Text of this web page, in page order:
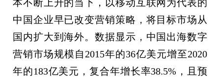
本不断上升的当下，以移动互联网为代表的
中国企业早已改变营销策略，将目标市场从
国内扩大到海外。数据显示，中国出海数字
营销市场规模自2015年的36亿美元增至2020
年的183亿美元，复合年增长率38.5%，且预